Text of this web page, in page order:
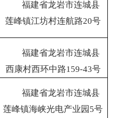
福建省龙岩市连城县
莲峰镇江坊村连航路20号
福建省龙岩市连城县
西康村西环中路159-43号
福建省龙岩市连城县
莲峰镇海峡光电产业园 5号